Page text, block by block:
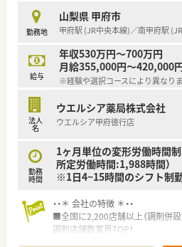
■育児休暇は3歳まで取得が可能
時短勤務ができるよう変更予定で
■年間休日が120日とワークライ
■日用品から常備薬まで、従業員
たくさんあります！
勤務地
山梨県 甲府市
甲府駅 (JR中央本線)／南甲府駅
給与
年収530万円～700万円
月給355,000円～420,000
※経験や選択コースにより異なり
法人
名
ウエルシア薬局株式会社
ウエルシア甲府徳行店
勤務
時間
1ヶ月単位の変形労働時間
所定労働時間:1,988時間）
※1日4~15時間のシフト制勤
・・＊ 会社の特徴 ＊・・
■全国に2,200店舗以上（調剤併
調剤店舗数業界TOP！